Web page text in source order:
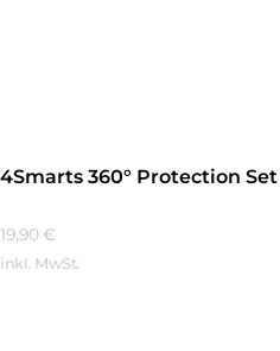
4Smarts 360° Protection
19,90 €
inkl. MwSt.